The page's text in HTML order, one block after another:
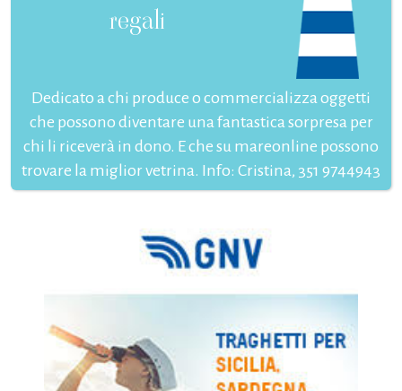
regali
Dedicato a chi produce o commercializza oggetti
che possono diventare una fantastica sorpresa per
chi li riceverà in dono. E che su mareonline possono
trovare la miglior vetrina. Info: Cristina, 351 9744943